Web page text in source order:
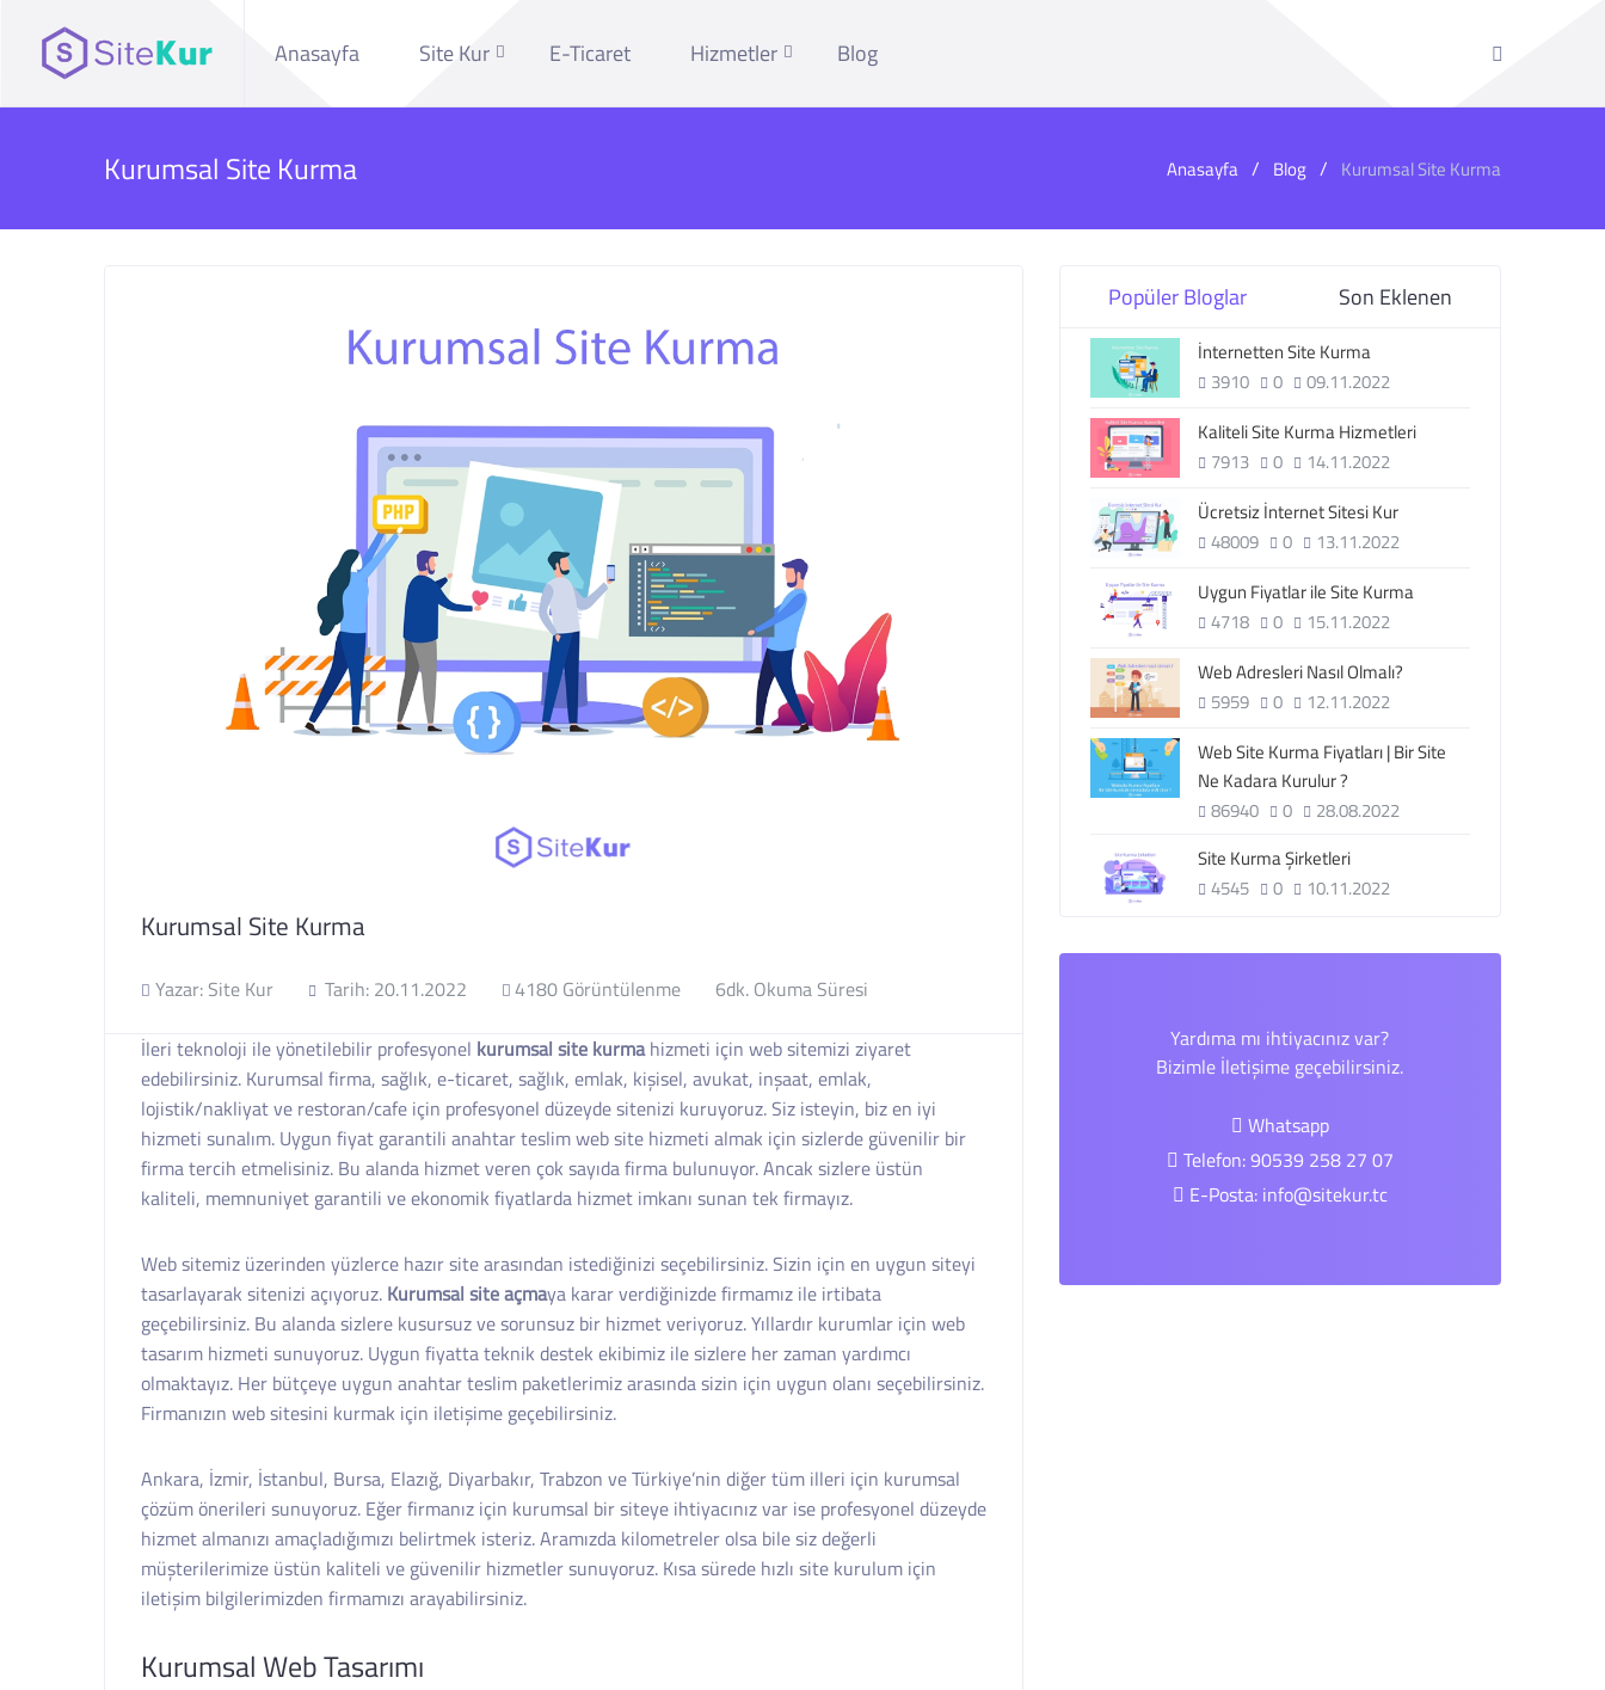
Anasayfa Site Kur E-Ticaret Hizmetler Blog
Kurumsal Site Kurma Anasayfa Blog Kurumsal Site Kurma
Kurumsal Site Kurma
Yazar: Site Kur Tarih: 20.11.2022 4180 Görüntülenme 6dk. Okuma Süresi
İleri teknoloji ile yönetilebilir profesyonel kurumsal site kurmahizmeti için web sitemizi ziyaret
edebilirsiniz. Kurumsal firma, sağlık, e-ticaret, sağlık, emlak, kişisel, avukat, inşaat, emlak,
lojistik/nakliyat ve restoran/cafe için profesyonel düzeyde sitenizi kuruyoruz. Siz isteyin, biz en iyi
hizmeti sunalım. Uygun fiyat garantili anahtar teslim web site hizmeti almak için sizlerde güvenilir bir
firma tercih etmelisiniz. Bu alanda hizmet veren çok sayıda firma bulunuyor. Ancak sizlere üstün
kaliteli, memnuniyet garantili ve ekonomik fiyatlarda hizmet imkanı sunan tek firmayız.
Web sitemiz üzerinden yüzlerce hazır site arasından istediğinizi seçebilirsiniz. Sizin için en uygun siteyi
tasarlayarak sitenizi açıyoruz. Kurumsal site açmaya karar verdiğinizde firmamız ile irtibata
geçebilirsiniz. Bu alanda sizlere kusursuz ve sorunsuz bir hizmet veriyoruz. Yıllardır kurumlar için web
tasarım hizmeti sunuyoruz. Uygun fiyatta teknik destek ekibimiz ile sizlere her zaman yardımcı
olmaktayız. Her bütçeye uygun anahtar teslim paketlerimiz arasında sizin için uygun olanı seçebilirsiniz.
Firmanızın web sitesini kurmak için iletişime geçebilirsiniz.
Ankara, İzmir, İstanbul, Bursa, Elazığ, Diyarbakır, Trabzon ve Türkiye’nin diğer tüm illeri için kurumsal
çözüm önerileri sunuyoruz. Eğer firmanız için kurumsal bir siteye ihtiyacınız var ise profesyonel düzeyde
hizmet almanızı amaçladığımızı belirtmek isteriz. Aramızda kilometreler olsa bile siz değerli
müşterilerimize üstün kaliteli ve güvenilir hizmetler sunuyoruz. Kısa sürede hızlı site kurulum için
iletişim bilgilerimizden firmamızı arayabilirsiniz.
Kurumsal Web Tasarımı
Popüler Bloglar Son Eklenen
İnternetten Site Kurma
3910
0
09.11.2022
Kaliteli Site Kurma Hizmetleri
7913
0
14.11.2022
Ücretsiz İnternet Sitesi Kur
48009
0
13.11.2022
Uygun Fiyatlar ile Site Kurma
4718
0
15.11.2022
Web Adresleri Nasıl Olmalı?
5959
0
12.11.2022
Web Site Kurma Fiyatları | Bir Site
Ne Kadara Kurulur ?
86940
0
28.08.2022
Site Kurma Şirketleri
4545
0 10.11.2022
Yardıma mı ihtiyacınız var?
Bizimle İletişime geçebilirsiniz.
Whatsapp
Telefon: 90539 258 27 07
E-Posta: info@sitekur.tc